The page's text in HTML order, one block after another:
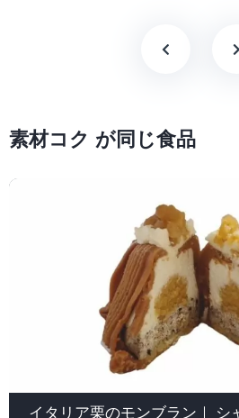
素材コク が同じ食品
イタリア栗のモンブラン｜ シ